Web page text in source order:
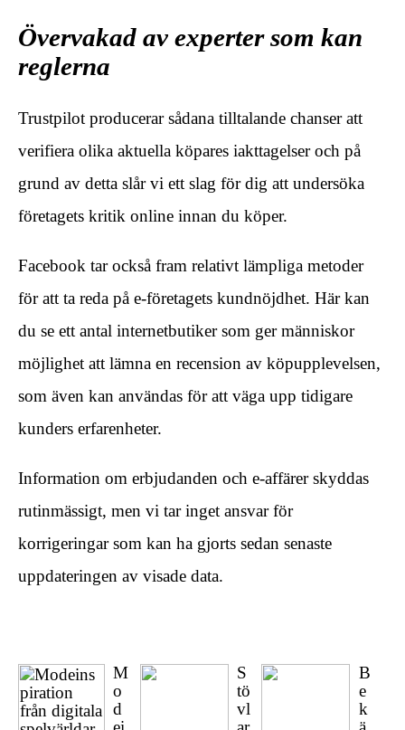
Övervakad av experter som kan
reglerna
Trustpilot producerar sådana tilltalande chanser att
verifiera olika aktuella köpares iakttagelser och på
grund av detta slår vi ett slag för dig att undersöka
företagets kritik online innan du köper.
Facebook tar också fram relativt lämpliga metoder
för att ta reda på e-företagets kundnöjdhet. Här kan
du se ett antal internetbutiker som ger människor
möjlighet att lämna en recension av köpupplevelsen,
som även kan användas för att väga upp tidigare
kunders erfarenheter.
Information om erbjudanden och e-affärer skyddas
rutinmässigt, men vi tar inget ansvar för
korrigeringar som kan ha gjorts sedan senaste
uppdateringen av visade data.
M
o
d
S
tö
vl
B
e
k